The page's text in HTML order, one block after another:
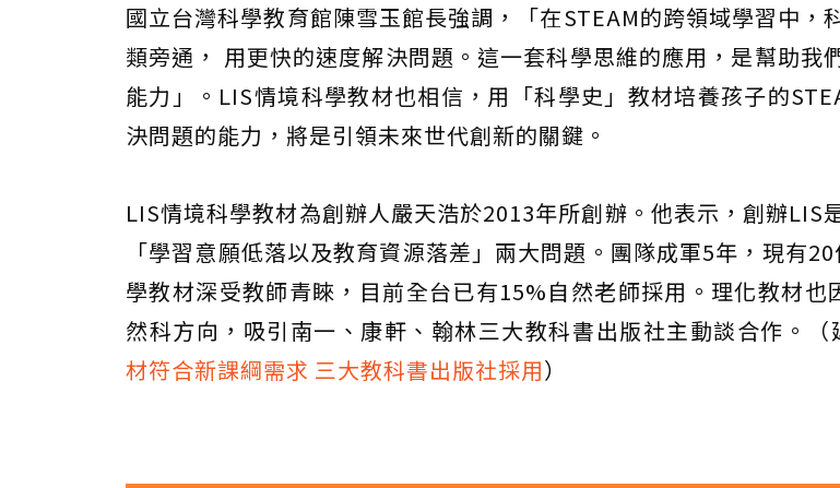
國立台灣科學教育館陳雪玉館長強調，「在STEAM的跨領域學習中，
類旁通， 用更快的速度解決問題。這一套科學思維的應用，是幫助我
能力」。LIS情境科學教材也相信，用「科學史」教材培養孩子的
決問題的能力，將是引領未來世代創新的關鍵。
LIS情境科學教材為創辦人嚴天浩於2013年所創辦。他表示，創辦LIS
「學習意願低落以及教育資源落差」兩大問題。團隊成軍5年，現有
學教材深受教師青睞，目前全台已有15%自然老師採用。理化教材也
然科方向，吸引南一、康軒、翰林三大教科書出版社主動談合作。（
材符合新課綱需求 三大教科書出版社採用）